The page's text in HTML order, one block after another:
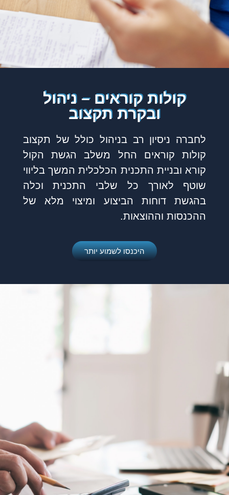
קולות קוראים – ניהול
ובקרת תקצוב
לחברה ניסיון רב בניהול כולל של תקצוב
קולות קוראים החל משלב הגשת הקול
קורא ובניית התכנית הכלכלית המשך בליווי
שוטף לאורך כל שלבי התכנית וכלה
בהגשת דוחות הביצוע ומיצוי מלא של
ההכנסות וההוצאות.
היכנסו לשמוע יותר